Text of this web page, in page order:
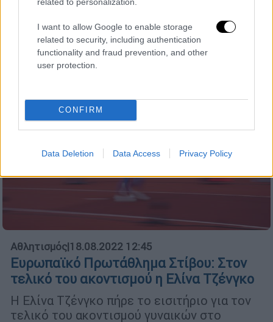
I want to allow Google to enable storage
related to security, including authentication
functionality and fraud prevention, and other
user protection.
CONFIRM
Data Deletion Data Access Privacy Policy
Ελλάδα το πέμπτο μετάλλιο στο Ευρωπαϊκό
Πρωτάθλημα του Μονάχου
Αθλητισμός|18.08.2022 12:45
Ευρωπαϊκό Πρωτάθλημα Στίβου: Στον
τελικό του ακοντισμού η Ελίνα Τζένγκο
Η Ελίνα Τζένγκο πήρε το εισιτήριο για τον
τελικό του ακοντισμού γυναικών στο